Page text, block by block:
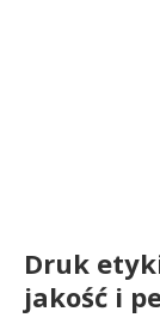
Druk
jakość i